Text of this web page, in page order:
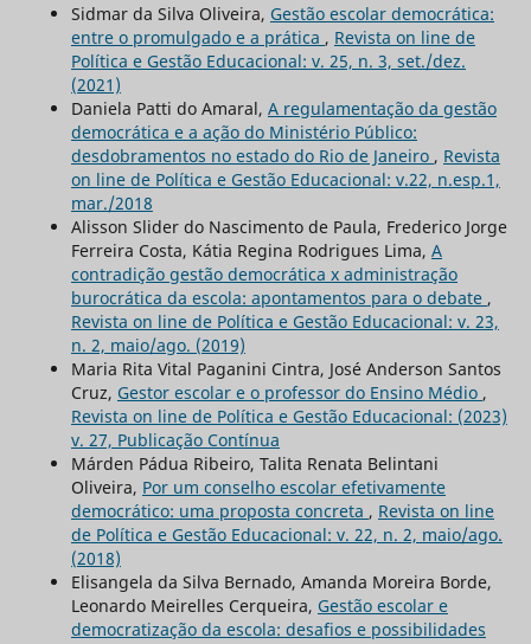
Sidmar da Silva Oliveira, Gestão escolar democrática:
entre o promulgado e a prática , Revista on line de
Política e Gestão Educacional: v. 25, n. 3, set./dez.
(2021)
Daniela Patti do Amaral, A regulamentação da gestão
democrática e a ação do Ministério Público:
desdobramentos no estado do Rio de Janeiro , Revista
on line de Política e Gestão Educacional: v.22, n.esp.1,
mar./2018
Alisson Slider do Nascimento de Paula, Frederico Jorge
Ferreira Costa, Kátia Regina Rodrigues Lima, A
contradição gestão democrática x administração
burocrática da escola: apontamentos para o debate ,
Revista on line de Política e Gestão Educacional: v. 23,
n. 2, maio/ago. (2019)
Maria Rita Vital Paganini Cintra, José Anderson Santos
Cruz, Gestor escolar e o professor do Ensino Médio ,
Revista on line de Política e Gestão Educacional: (2023)
v. 27, Publicação Contínua
Márden Pádua Ribeiro, Talita Renata Belintani
Oliveira, Por um conselho escolar efetivamente
democrático: uma proposta concreta , Revista on line
de Política e Gestão Educacional: v. 22, n. 2, maio/ago.
(2018)
Elisangela da Silva Bernado, Amanda Moreira Borde,
Leonardo Meirelles Cerqueira, Gestão escolar e
democratização da escola: desafios e possibilidades